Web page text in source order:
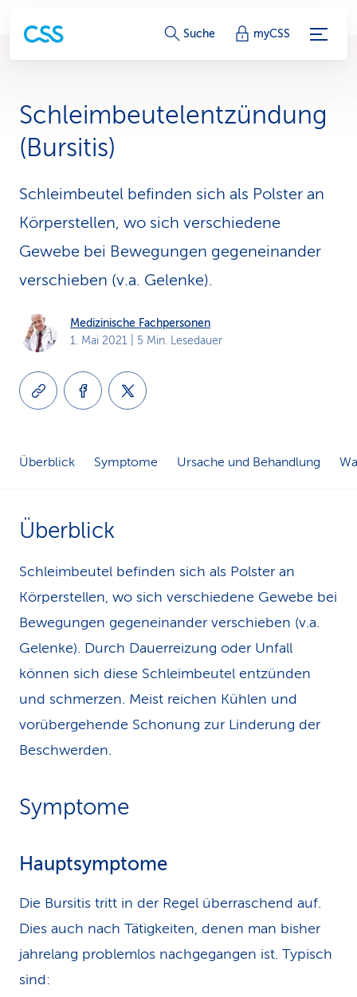
S
c
e
-
L
i
n
Suche myCSS
Schleimbeutelentzündung
(Bursitis)
Schleimbeutel befinden sich als Polster an
Körperstellen, wo sich verschiedene
Gewebe bei Bewegungen gegeneinander
verschieben (v.a. Gelenke).
Medizinische Fachpersonen
1. Mai 2021 | 5 Min. Lesedauer
Überblick Symptome Ursache und Behandlung
Überblick
Schleimbeutel befinden sich als Polster an
Körperstellen, wo sich verschiedene Gewebe bei
Bewegungen gegeneinander verschieben (v.a.
Gelenke). Durch Dauerreizung oder Unfall
können sich diese Schleimbeutel entzünden
und schmerzen. Meist reichen Kühlen und
vorübergehende Schonung zur Linderung der
Beschwerden.
Symptome
Hauptsymptome
Die Bursitis tritt in der Regel überraschend auf.
Dies auch nach Tätigkeiten, denen man bisher
jahrelang problemlos nachgegangen ist. Typisch
sind: